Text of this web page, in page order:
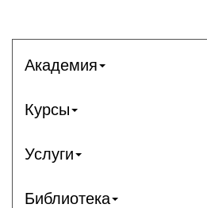
Академия
Курсы
Услуги
Библиотека